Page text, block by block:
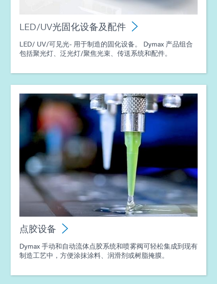
LED/UV光固化设备及配件
LED/ UV/可见光- 用于制造的固化设备。 Dymax 产品组合
包括聚光灯、泛光灯/聚焦光束、传送系统和配件。
点胶设备
Dymax 手动和自动流体点胶系统和喷雾阀可轻松集成到现有
制造工艺中，方便涂抹涂料、润滑剂或树脂掩膜。